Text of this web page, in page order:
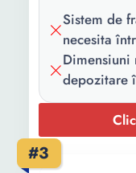
Latime:
Inaltime:
Sistem de
necesita
depozitare
#3